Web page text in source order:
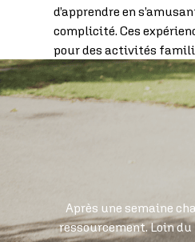
d’apprendre en
complicité. Ces
pour des activités
Après une semaine
ressourcement. Loin